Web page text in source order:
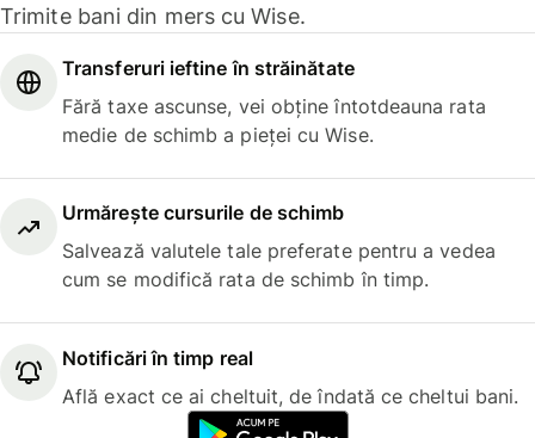
Trimite bani din mers cu Wise.
Transferuri ieftine în străinătate
Fără taxe ascunse, vei obține întotdeauna rata
medie de schimb a pieței cu Wise.
Urmărește cursurile de schimb
Salvează valutele tale preferate pentru a vedea
cum se modifică rata de schimb în timp.
Notificări în timp real
Află exact ce ai cheltuit, de îndată ce cheltui bani.